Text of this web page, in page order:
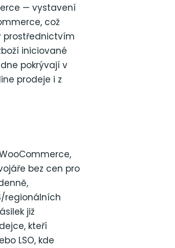
— vystavení
což
prostřednictvím
iniciované
dne pokrývají v
prodeje i z
bez cen pro
regionálních
již
kteří
LSO, kde